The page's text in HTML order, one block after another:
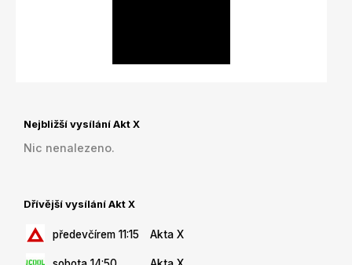
Nejbližší vysílání Akt X
Nic nenalezeno.
Dřívější vysílání Akt X
předevčírem 11:15 Akta X